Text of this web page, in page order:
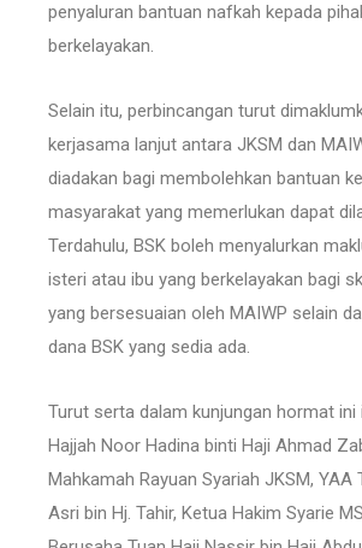
penyaluran bantuan nafkah kepada
berkelayakan.
Selain itu, perbincangan turut
kerjasama lanjut antara JKSM dan
diadakan bagi membolehkan bantuan
masyarakat yang memerlukan dapat
Terdahulu, BSK boleh menyalurkan
isteri atau ibu yang berkelayakan bagi
yang bersesuaian oleh MAIWP selain
dana BSK yang sedia ada.
Turut serta dalam kunjungan hormat ini
Hajjah Noor Hadina binti Haji Ahmad
Mahkamah Rayuan Syariah JKSM, YAA
Asri bin Hj. Tahir, Ketua Hakim Syarie